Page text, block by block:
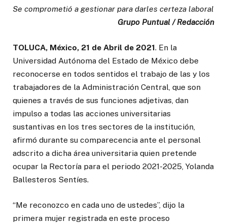
Se comprometió a gestionar para darles certeza laboral
Grupo Puntual / Redacción
TOLUCA, México, 21 de Abril de 2021. En la
Universidad Autónoma del Estado de México debe
reconocerse en todos sentidos el trabajo de las y los
trabajadores de la Administración Central, que son
quienes a través de sus funciones adjetivas, dan
impulso a todas las acciones universitarias
sustantivas en los tres sectores de la institución,
afirmó durante su comparecencia ante el personal
adscrito a dicha área universitaria quien pretende
ocupar la Rectoría para el periodo 2021-2025, Yolanda
Ballesteros Sentíes.
“Me reconozco en cada uno de ustedes”, dijo la
primera mujer registrada en este proceso